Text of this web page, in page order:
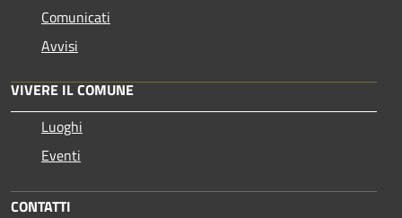
Comunicati
Avvisi
VIVERE IL COMUNE
Luoghi
Eventi
CONTATTI